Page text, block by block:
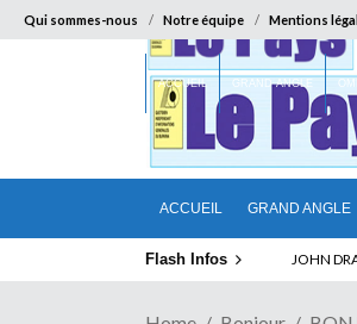
Qui sommes-nous Notre équipe Mentions
ACCUEIL GRAND ANGLE
ACCUEIL GRAND ANGLE
Flash Infos